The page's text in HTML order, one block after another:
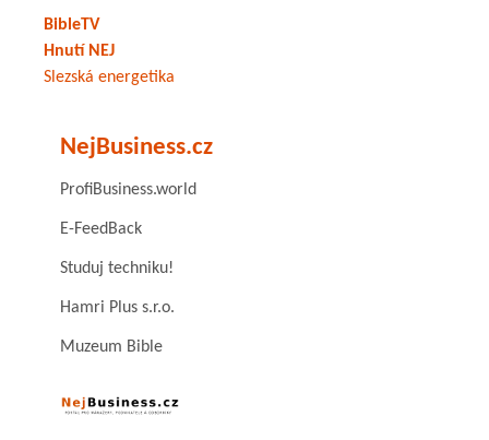
BibleTV
Hnutí NEJ
Slezská energetika
NejBusiness.cz
ProfiBusiness.world
E-FeedBack
Studuj techniku!
Hamri Plus s.r.o.
Muzeum Bible